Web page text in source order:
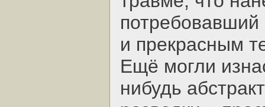
и прекрасным
Ещё могли
нибудь